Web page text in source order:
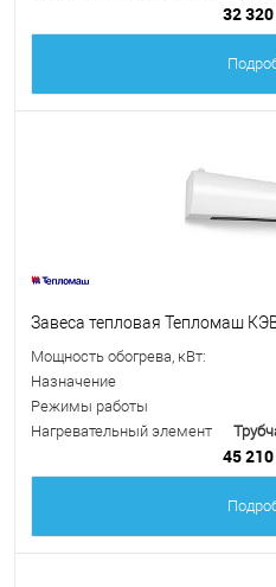
32
Завеса тепловая Тепломаш
Мощность обогрева, кВт:
Назначение
Режимы работы
Нагревательный элемент
45